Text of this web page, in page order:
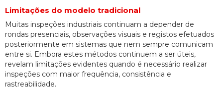
Limitações do modelo tradicional
Muitas inspeções industriais continuam a depender de
rondas presenciais, observações visuais e registos efetuados
posteriormente em sistemas que nem sempre comunicam
entre si. Embora estes métodos continuem a ser úteis,
revelam limitações evidentes quando é necessário realizar
inspeções com maior frequência, consistência e
rastreabilidade.